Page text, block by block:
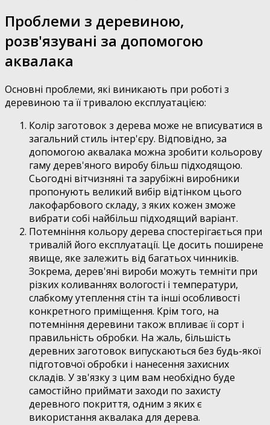
Проблеми з деревиною,
розв'язувані за допомогою
аквалака
Основні проблеми, які виникають при роботі з
деревиною та її тривалою експлуатацією:
Колір заготовок з дерева може не вписуватися в
загальний стиль інтер'єру. Відповідно, за
допомогою аквалака можна зробити кольорову
гаму дерев'яного виробу більш підходящою.
Сьогодні вітчизняні та зарубіжні виробники
пропонують великий вибір відтінком цього
лакофарбового складу, з яких кожен зможе
вибрати собі найбільш підходящий варіант.
Потемніння кольору дерева спостерігається при
тривалій його експлуатації. Це досить поширене
явище, яке залежить від багатьох чинників.
Зокрема, дерев'яні вироби можуть темніти при
різких коливаннях вологості і температури,
слабкому утеплення стін та інші особливості
конкретного приміщення. Крім того, на
потемніння деревини також впливає її сорт і
правильність обробки. На жаль, більшість
деревних заготовок випускаються без будь-якої
підготовчої обробки і нанесення захисних
складів. У зв'язку з цим вам необхідно буде
самостійно приймати заходи по захисту
деревного покриття, одним з яких є
використання аквалака для дерева.